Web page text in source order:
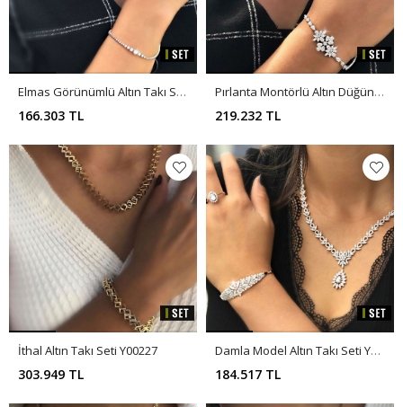
Elmas Görünümlü Altın Takı Set Y00232
166.303 TL
Pırlanta Montörlü Altın Düğün Takı Seti SET0001
219.232 TL
İthal Altın Takı Seti Y00227
303.949 TL
Damla Model Altın Takı Seti Y00375
184.517 TL